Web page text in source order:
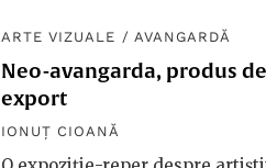
ARTE VIZUALE / AVANGARDĂ
Neo-avangarda, produs de
export
IONUȚ CIOANĂ